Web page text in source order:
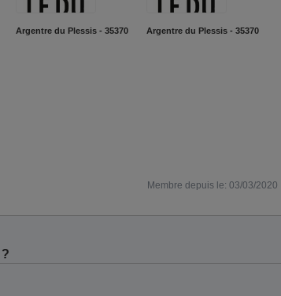
Argentre du Plessis - 35370 Argentre du Plessis - 35370
Membre depuis le: 03/03/2020